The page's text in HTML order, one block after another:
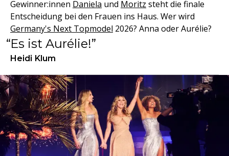
Gewinner:innen Daniela und Moritz steht die finale
Entscheidung bei den Frauen ins Haus. Wer wird
Germany's Next Topmodel 2026? Anna oder Aurélie?
Es ist Aurélie!
Heidi Klum